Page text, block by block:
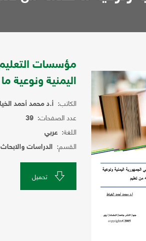
مؤسسات
اليمنية ونوعية
الكاتب: أ.د محمد أحمد
عدد الصفحات: 39
اللغة: عربي
القسم: الدراسات
تحميل